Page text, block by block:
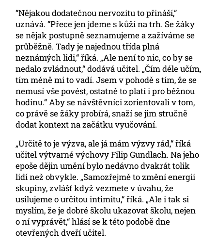
“Nějakou dodatečnou nervozitu to přináší,”
uznává. “Přece jen jdeme s kůží na trh. Se žáky
se nějak postupně seznamujeme a zažíváme se
průběžně. Tady je najednou třída plná
neznámých lidi,“ říká. „Ale není to nic, co by se
nedalo zvládnout,“ dodává učitel. „Čím déle učím,
tím méně mi to vadí. Jsem v pohodě s tím, že se
nemusí vše povést, ostatně to platí i pro běžnou
hodinu.“ Aby se návštěvníci zorientovali v tom,
co právě se žáky probírá, snaží se jim stručně
dodat kontext na začátku vyučování.
„Určitě to je výzva, ale já mám výzvy rád,“ říká
učitel výtvarné výchovy Filip Gundlach. Na jeho
epoše dějin umění bylo nedávno dvakrát tolik
lidí než obvykle. „Samozřejmě to změní energii
skupiny, zvlášť když vezmete v úvahu, že
usilujeme o určitou intimitu,“ říká. „Ale i tak si
myslím, že je dobré školu ukazovat školu, nejen
o ní vyprávět,“ hlásí se k této podobě dne
otevřených dveří učitel.